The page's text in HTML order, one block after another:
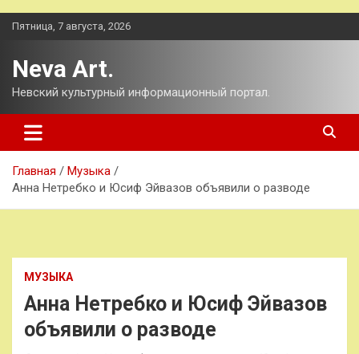
Перейти
Пятница, 7 августа, 2026
Neva Art.
Невский культурный информационный портал.
Главная
Музыка
Анна Нетребко и Юсиф Эйвазов объявили о разводе
МУЗЫКА
Анна Нетребко и Юсиф Эйвазов
объявили о разводе